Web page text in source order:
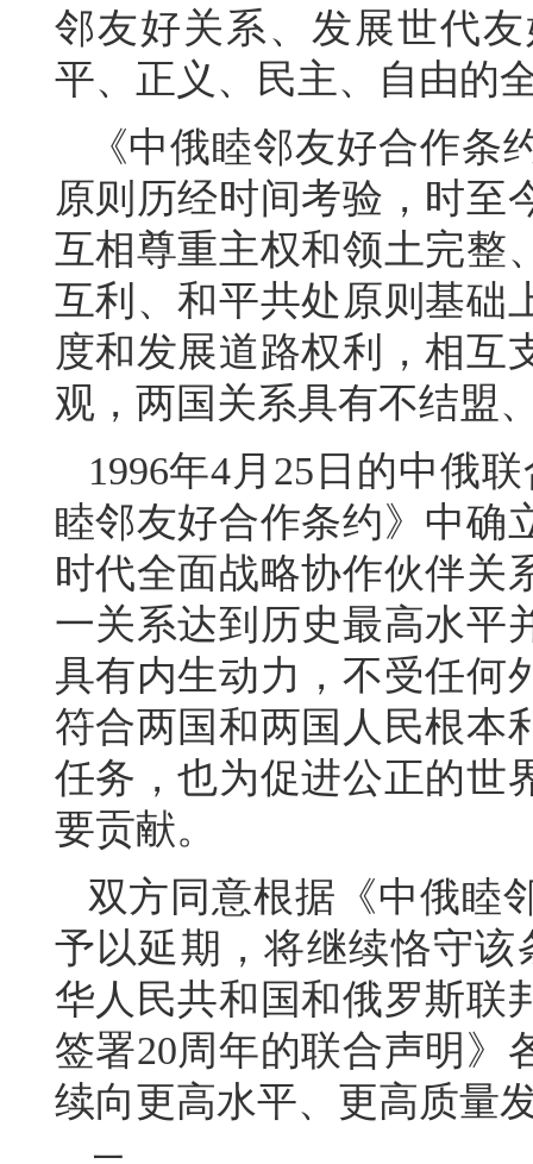
邻友好关系、发展世代
平、正义、民主、自由的
《中俄睦邻友好合作
原则历经时间考验，时至
互相尊重主权和领土完整
互利、和平共处原则基础
度和发展道路权利，相互
观，两国关系具有不结盟
1996年4月25日的中俄
睦邻友好合作条约》中确
时代全面战略协作伙伴关
一关系达到历史最高水平
具有内生动力，不受任何
符合两国和两国人民根本
任务，也为促进公正的世
要贡献。
双方同意根据《中俄睦
予以延期，将继续恪守该
华人民共和国和俄罗斯联
签署20周年的联合声明》
续向更高水平、更高质量